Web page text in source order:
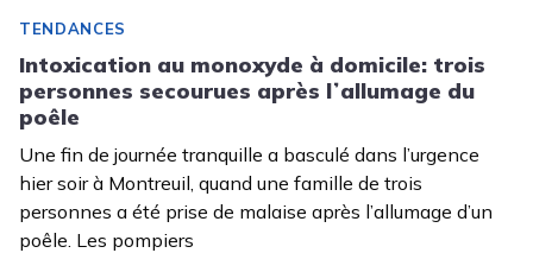
TENDANCES
Intoxication au monoxyde à domicile: trois
personnes secourues après lʼallumage du
poêle
Une fin de journée tranquille a basculé dans l’urgence
hier soir à Montreuil, quand une famille de trois
personnes a été prise de malaise après l’allumage d’un
poêle. Les pompiers